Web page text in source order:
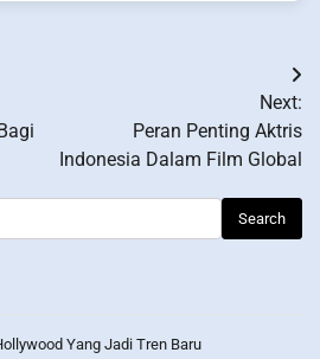
Next:
Peran Penting Aktris
Indonesia Dalam Film Global
Yang Jadi Tren Baru